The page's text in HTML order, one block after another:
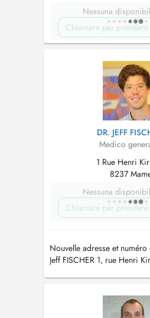
Nessuna
Chiamare per prendere
DR. JEFF
Medico
1 Rue Henri
8237
Nessuna
Chiamare per prendere
Nouvelle adresse et
Jeff FISCHER 1, rue Henri